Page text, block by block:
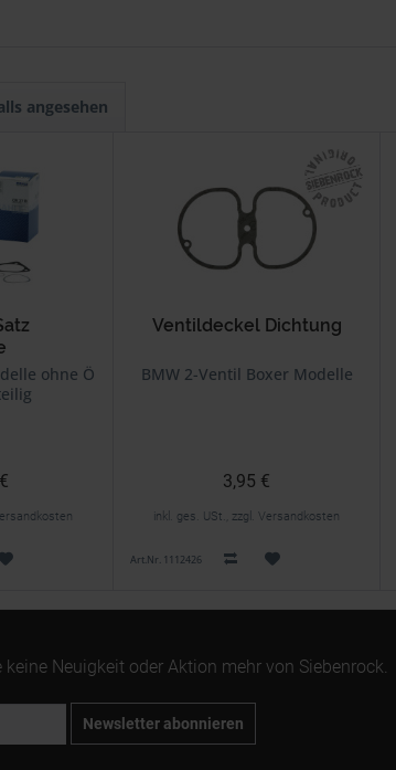
angesehen
ohne Ölkühler
Ventildeckel Dichtung
BMW 2-Ventil Boxer Modelle
3,95 €
inkl. ges. USt., zzgl. Versandkosten
Art.Nr. 1112426
Neuigkeit oder Aktion mehr von Siebenrock.
Newsletter abonnieren